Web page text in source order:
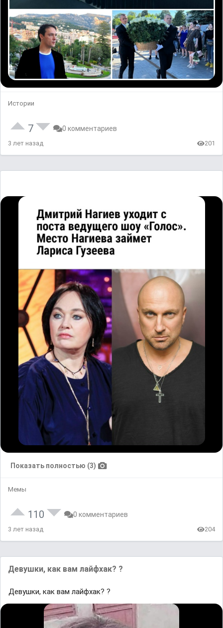
Истории
7 0 комментариев
3 лет назад 201
Показать полностью (3)
Мемы
110 0 комментариев
3 лет назад 204
Девушки, как вам лайфхак? ?
Девушки, как вам лайфхак? ?